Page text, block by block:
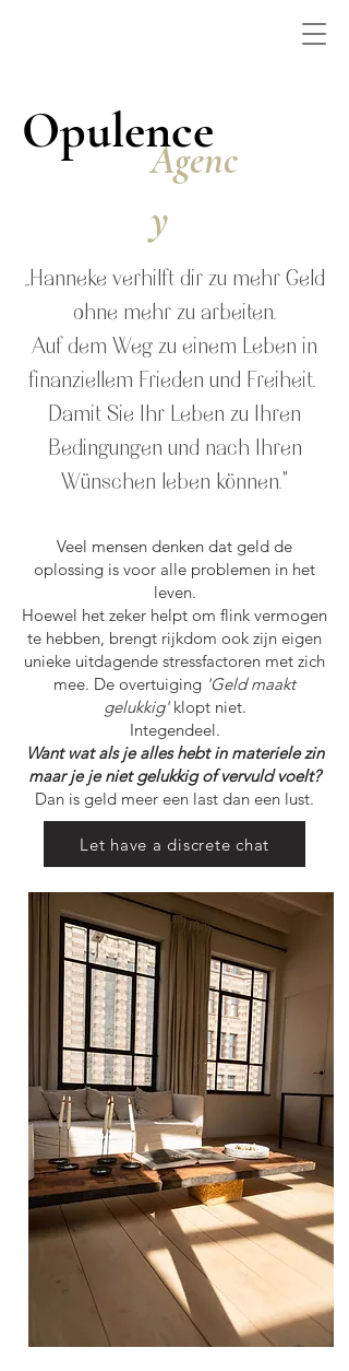
Opulence
Agenc
y
„Hanneke verhilft dir zu mehr Geld
ohne mehr zu arbeiten.
Auf dem Weg zu einem Leben in
finanziellem Frieden und Freiheit.
Damit Sie Ihr Leben zu Ihren
Bedingungen und nach Ihren
Wünschen leben können."
Veel mensen denken dat geld de
oplossing is voor alle problemen in het
leven.
Hoewel het zeker helpt om flink vermogen
te hebben, brengt rijkdom ook zijn eigen
unieke uitdagende stressfactoren met zich
mee. De overtuiging 'Geld maakt
gelukkig'klopt niet.
Integendeel.
Want wat als je alles hebt in materiele zin
maar je je niet gelukkig of vervuld voelt?
Dan is geld meer een last dan een lust.
Let have a discrete chat